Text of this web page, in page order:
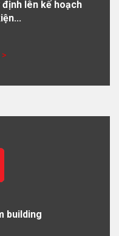
lên kế hoạch
building